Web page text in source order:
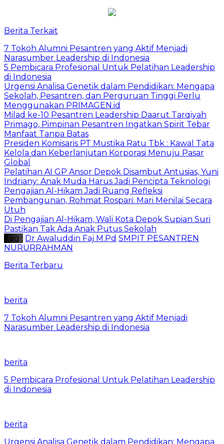
Berita Terkait
7 Tokoh Alumni Pesantren yang Aktif Menjadi
Narasumber Leadership di Indonesia
5 Pembicara Profesional Untuk Pelatihan Leadership
di Indonesia
Urgensi Analisa Genetik dalam Pendidikan: Mengapa
Sekolah, Pesantren, dan Perguruan Tinggi Perlu
Menggunakan PRIMAGEN.id
Milad ke-10 Pesantren Leadership Daarut Tarqiyah
Primago, Pimpinan Pesantren Ingatkan Spirit Tebar
Manfaat Tanpa Batas
Presiden Komisaris PT Mustika Ratu Tbk : Kawal Tata
Kelola dan Keberlanjutan Korporasi Menuju Pasar
Global
Pelatihan AI GP Ansor Depok Disambut Antusias, Yuni
Indriany: Anak Muda Harus Jadi Pencipta Teknologi
Pengajian Al-Hikam Jadi Ruang Refleksi
Pembangunan, Rohmat Rospari: Mari Menilai Secara
Utuh
Di Pengajian Al-Hikam, Wali Kota Depok Supian Suri
Pastikan Tak Ada Anak Putus Sekolah
Tag : Dr Awaluddin Faj M.Pd SMPIT PESANTREN
NURURRAHMAN
Berita Terbaru
berita
7 Tokoh Alumni Pesantren yang Aktif Menjadi
Narasumber Leadership di Indonesia
berita
5 Pembicara Profesional Untuk Pelatihan Leadership
di Indonesia
berita
Urgensi Analisa Genetik dalam Pendidikan: Mengapa